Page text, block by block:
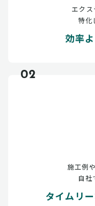
エク
特化
効率
02
施工例
自社
タイムリ